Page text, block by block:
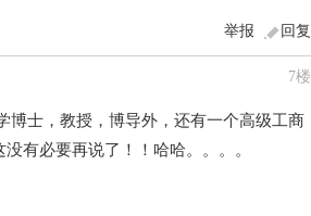
回复
举报
7楼
博士，教授，博导外，还有一个高级工商
有必要再说了！！哈哈。。。。